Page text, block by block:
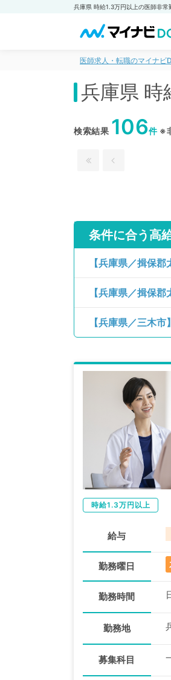
医師求人・転職のマイナビ
兵庫県 時
検索結果 106件※
条件に合う高
【兵庫県／三木
時給1.3万円以上
給与
勤務曜日
勤務時間
勤務地
募集科目